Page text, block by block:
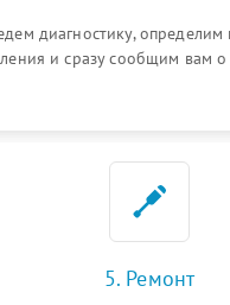
диагностику, определим
и сразу сообщим вам
5. Ремонт